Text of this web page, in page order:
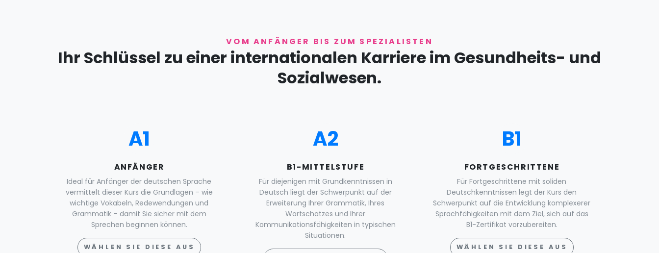
VOM ANFÄNGER BIS ZUM SPEZIALISTEN
Ihr Schlüssel zu einer internationalen Karriere im Gesundheits- und
Sozialwesen.
A1
ANFÄNGER
Ideal für Anfänger der deutschen Sprache
vermittelt dieser Kurs die Grundlagen – wie
wichtige Vokabeln, Redewendungen und
Grammatik – damit Sie sicher mit dem
Sprechen beginnen können.
WÄHLEN SIE DIESE AUS
A2
B1-MITTELSTUFE
Für diejenigen mit Grundkenntnissen in
Deutsch liegt der Schwerpunkt auf der
Erweiterung Ihrer Grammatik, Ihres
Wortschatzes und Ihrer
Kommunikationsfähigkeiten in typischen
Situationen.
B1
FORTGESCHRITTENE
Für Fortgeschrittene mit soliden
Deutschkenntnissen legt der Kurs den
Schwerpunkt auf die Entwicklung komplexerer
Sprachfähigkeiten mit dem Ziel, sich auf das
B1-Zertifikat vorzubereiten.
WÄHLEN SIE DIESE AUS